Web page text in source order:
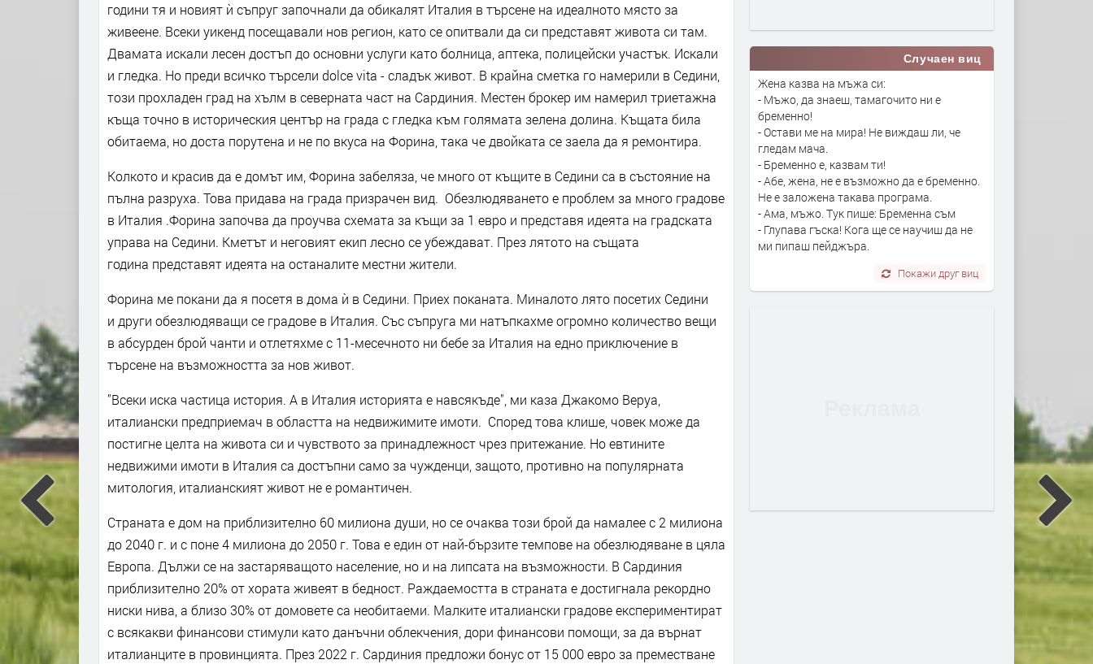
години тя и новият ѝ съпруг започнали да обикалят Италия в търсене на идеалното място за
живеене. Всеки уикенд посещавали нов регион, като се опитвали да си представят живота си там.
Двамата искали лесен достъп до основни услуги като болница, аптека, полицейски участък. Искали
и гледка. Но преди всичко търсели dolce vita - сладък живот. В крайна сметка го намерили в Седини,
този прохладен град на хълм в северната част на Сардиния. Местен брокер им намерил триетажна
къща точно в историческия център на града с гледка към голямата зелена долина. Къщата била
обитаема, но доста порутена и не по вкуса на Форина, така че двойката се заела да я ремонтира.
Колкото и красив да е домът им, Форина забеляза, че много от къщите в Седини са в състояние на
пълна разруха. Това придава на града призрачен вид. Обезлюдяването е проблем за много градове
в Италия .Форина започва да проучва схемата за къщи за 1 евро и представя идеята на градската
управа на Седини. Кметът и неговият екип лесно се убеждават. През лятото на същата
година представят идеята на останалите местни жители.
Форина ме покани да я посетя в дома ѝ в Седини. Приех поканата. Миналото лято посетих Седини
и други обезлюдяващи се градове в Италия. Със съпруга ми натъпкахме огромно количество вещи
в абсурден брой чанти и отлетяхме с 11-месечното ни бебе за Италия на едно приключение в
търсене на възможността за нов живот.
"Всеки иска частица история. А в Италия историята е навсякъде", ми каза Джакомо Веруа,
италиански предприемач в областта на недвижимите имоти. Според това клише, човек може да
постигне целта на живота си и чувството за принадлежност чрез притежание. Но евтините
недвижими имоти в Италия са достъпни само за чужденци, защото, противно на популярната
митология, италианският живот не е романтичен.
Страната е дом на приблизително 60 милиона души, но се очаква този брой да намалее с 2 милиона
до 2040 г. и с поне 4 милиона до 2050 г. Това е един от най-бързите темпове на обезлюдяване в цяла
Европа. Дължи се на застаряващото население, но и на липсата на възможности. В Сардиния
приблизително 20% от хората живеят в бедност. Раждаемостта в страната е достигнала рекордно
ниски нива, а близо 30% от домовете са необитаеми. Малките италиански градове експериментират
с всякакви финансови стимули като данъчни облекчения, дори финансови помощи, за да върнат
италианците в провинцията. През 2022 г. Сардиния предложи бонус от 15 000 евро за преместване
Случаен виц
Жена казва на мъжа си:
- Мъжо, да знаеш, тамагочито ни е
бременно!
- Остави ме на мира! Не виждаш ли, че
гледам мача.
- Бременно е, казвам ти!
- Абе, жена, не е възможно да е бременно.
Не е заложена такава програма.
- Ама, мъжо. Тук пише: Бременна съм
- Глупава гъска! Кога ще се научиш да не
ми пипаш пейджъра.
Покажи друг виц